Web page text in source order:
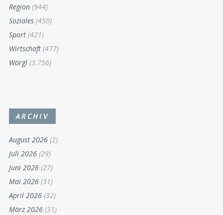
Region (944)
Soziales (450)
Sport (421)
Wirtschaft (477)
Wörgl (3.756)
ARCHIV
August 2026 (2)
Juli 2026 (29)
Juni 2026 (27)
Mai 2026 (31)
April 2026 (32)
März 2026 (31)